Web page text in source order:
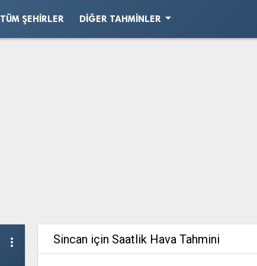
TÜM ŞEHIRLER DIĞER TAHMINLERarrow_drop_down
more_vert Sincan için Saatlik Hava Tahmini